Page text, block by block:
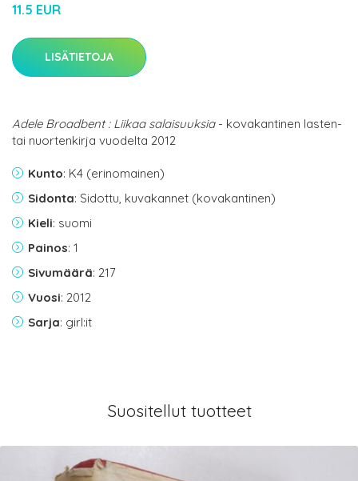
11.5 EUR
LISÄTIETOJA
Adele Broadbent : Liikaa salaisuuksia- kovakantinen lasten-
tai nuortenkirja vuodelta 2012
Kunto: K4 (erinomainen)
Sidonta: Sidottu, kuvakannet (kovakantinen)
Kieli: suomi
Painos: 1
Sivumäärä: 217
Vuosi: 2012
Sarja: girl:it
Suositellut tuotteet